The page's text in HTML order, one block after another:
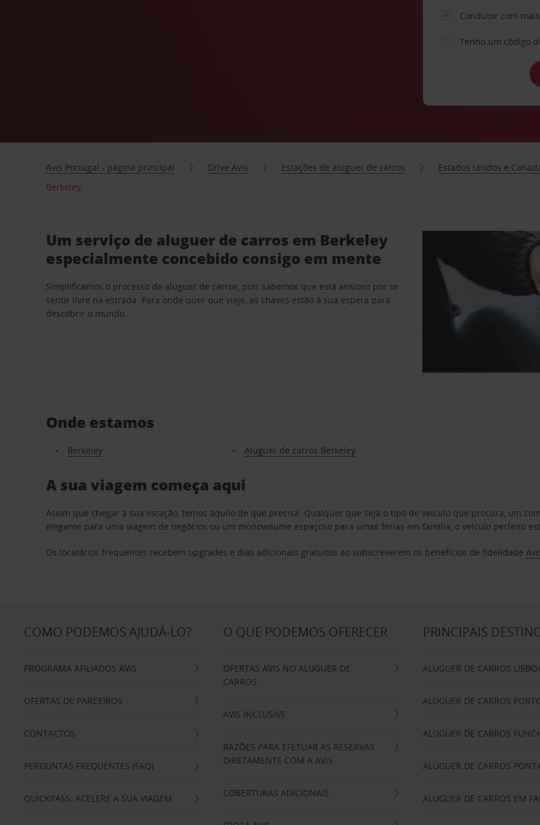
Condutor com
Tenho um código
Avis Portugal - página principal Drive Avis Estações de aluguer de carros Estados Unidos e
Berkeley
Um serviço de aluguer de carros em Berkeley
especialmente concebido consigo em mente
Simplificamos o processo de aluguer de carros, pois sabemos que está ansioso por se
sentir livre na estrada. Para onde quer que viaje, as chaves estão à sua espera para
descobrir o mundo.
Onde estamos
Berkeley Aluguer de carros Berkeley
A sua viagem começa aqui
Assim que chegar à sua estação, temos aquilo de que precisa. Qualquer que seja o tipo de veículo que procura, um
elegante para uma viagem de negócios ou um monovolume espaçoso para umas férias em família, o veículo perfeito
Os locatários frequentes recebem upgrades e dias adicionais gratuitos ao subscreverem os benefícios de fidelidade
COMO PODEMOS AJUDÁ-LO?
PROGRAMA AFILIADOS AVIS
OFERTAS DE PARCEIROS
CONTACTOS
PERGUNTAS FREQUENTES (FAQ)
QUICKPASS: ACELERE A SUA VIAGEM
O QUE PODEMOS OFERECER
OFERTAS AVIS NO ALUGUER DE
CARROS
AVIS INCLUSIVE
RAZÕES PARA EFETUAR AS RESERVAS
DIRETAMENTE COM A AVIS
COBERTURAS ADICIONAIS
PRINCIPAIS
ALUGUER DE CARROS
ALUGUER DE CARROS
ALUGUER DE CARROS
ALUGUER DE CARROS
ALUGUER DE CARROS EM